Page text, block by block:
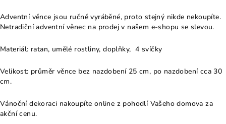
Adventní věnce jsou ručně vyráběné, proto stejný nikde nekoupíte.
Netradiční adventní věnec na prodej v našem e-shopu se slevou.
Materiál: ratan, umělé rostliny, doplňky, 4 svíčky
Velikost: průměr věnce bez nazdobení 25 cm, po nazdobení cca 30
cm.
Vánoční dekoraci nakoupíte online z pohodlí Vašeho domova za
akční cenu.